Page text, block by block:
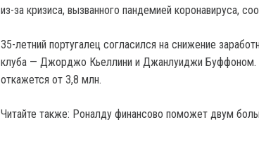
из-за кризиса, вызванного пандемией коронавируса,
35-летний португалец согласился на снижение
клуба — Джорджо Кьеллини и Джанлуиджи Буффоном.
откажется от 3,8 млн.
Читайте также: Роналду финансово поможет двум